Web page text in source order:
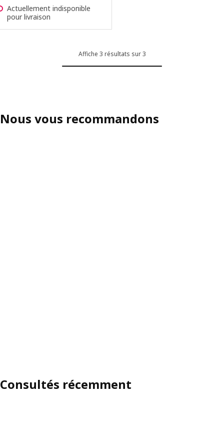
Actuellement indisponible
pour livraison
Affiche 3 résultats sur 3
Nous vous recommandons
Consultés récemment